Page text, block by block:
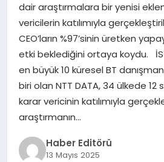
EĞITIM
MAGAZIN
SPOR
YAŞAM
dair araştırmalara bir yenisi
vericilerin katılımıyla
CEO’ların %97’sinin üretken
etki beklediğini ortaya koydu.
en büyük 10 küresel BT
biri olan NTT DATA, 34 ülkede 12
karar vericinin katılımıyla
araştırmanın…
Haber Editörü
13 Mayıs 2025